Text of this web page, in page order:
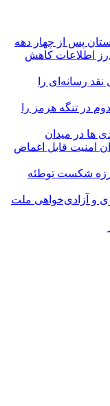
پس از چهار دهه
درز اطلاعات کاهش
رسانه‌ای را
در تنگه هرمز را
ها در میدان
امنیت قابل اغماض
شکست توطئه
و آزادی‌خواهی ملت